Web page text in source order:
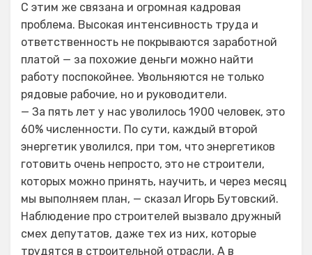
С этим же связана и огромная кадровая
проблема. Высокая интенсивность труда и
ответственность не покрываются заработной
платой — за похожие деньги можно найти
работу поспокойнее. Увольняются не только
рядовые рабочие, но и руководители.
— За пять лет у нас уволилось 1900 человек, это
60% численности. По сути, каждый второй
энергетик уволился, при том, что энергетиков
готовить очень непросто, это не строители,
которых можно принять, научить, и через месяц
мы выполняем план, — сказал Игорь Бутовский.
Наблюдение про строителей вызвало дружный
смех депутатов, даже тех из них, которые
трудятся в строительной отрасли. А в